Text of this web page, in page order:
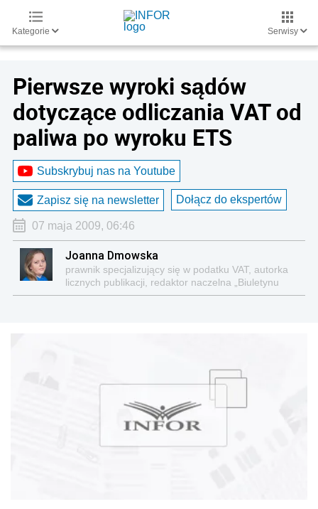
Kategorie Serwisy
Pierwsze wyroki sądów
dotyczące odliczania VAT od
paliwa po wyroku ETS
Subskrybuj nas na Youtube
Zapisz się na newsletter Dołącz do ekspertów
07 maja 2009, 06:46
Joanna Dmowska
prawnik specjalizujący się w podatku VAT, autorka
licznych publikacji, redaktor naczelna „Biuletynu
VAT”